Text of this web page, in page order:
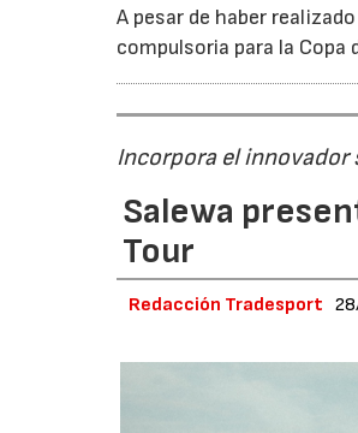
A pesar de haber
compulsoria para la Copa
Incorpora el innovador
Salewa
Tour
Redacción Tradesport